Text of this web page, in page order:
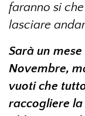
faranno si
lasciare
Sarà un
Novembre,
vuoti che
raccogliere